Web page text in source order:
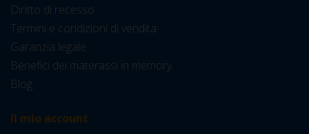
Diritto di recesso
Termini e condizioni di vendita
Garanzia legale
Benefici dei materassi in memory
Blog
Il mio account